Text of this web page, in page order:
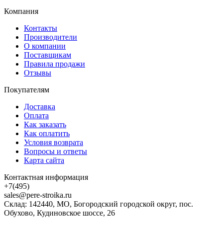
Компания
Контакты
Производители
О компании
Поставщикам
Правила продажи
Отзывы
Покупателям
Доставка
Оплата
Как заказать
Как оплатить
Условия возврата
Вопросы и ответы
Карта сайта
Контактная информация
+7(495)
sales@pere-stroika.ru
Склад: 142440, МО, Богородский городской округ, пос.
Обухово, Кудиновское шоссе, 26